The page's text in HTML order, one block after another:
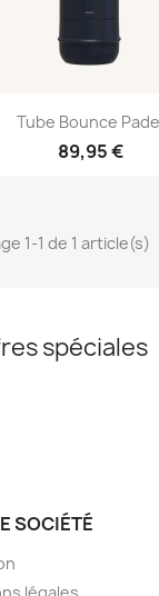
Aperçu
Tube Bounce
89,95 €
1-1 de 1 article(s)
spéciales
SOCIÉTÉ
légales